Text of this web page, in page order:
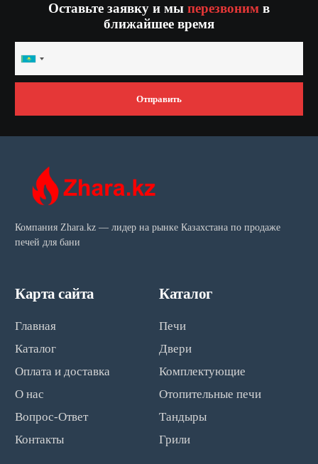
Оставьте заявку и мы перезвоним в
ближайшее время
Kazakhstan
+7
Отправить
Компания Zhara.kz — лидер на рынке Казахстана по продаже
печей для бани
Карта сайта
Главная
Каталог
Оплата и доставка
О нас
Вопрос-Ответ
Контакты
Каталог
Печи
Двери
Комплектующие
Отопительные печи
Тандыры
Грили